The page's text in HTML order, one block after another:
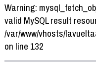
Warning:
valid MySQL result
/var/www/vhosts/
on line 132